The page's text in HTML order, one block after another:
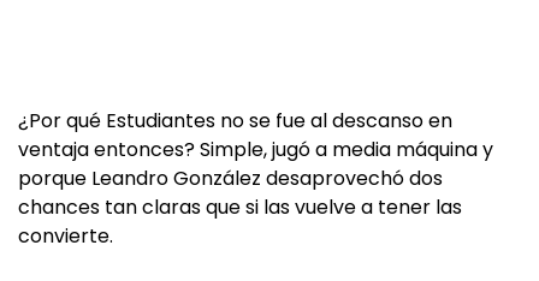
¿Por qué Estudiantes no se fue al descanso en
ventaja entonces? Simple, jugó a media máquina y
porque Leandro González desaprovechó dos
chances tan claras que si las vuelve a tener las
convierte.